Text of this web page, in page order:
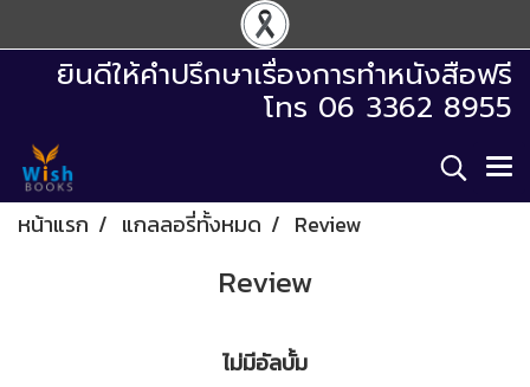
ยินดีให้คำปรึกษาเรื่องการทำหนังสือฟรี
โทร 06 3362 8955
หน้าแรก แกลลอรี่ทั้งหมด Review
Review
ไม่มีอัลบั้ม